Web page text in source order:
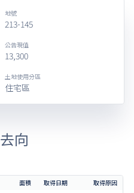
地號
213-145
公告現值
13,300
土地使用分區
住宅區
向